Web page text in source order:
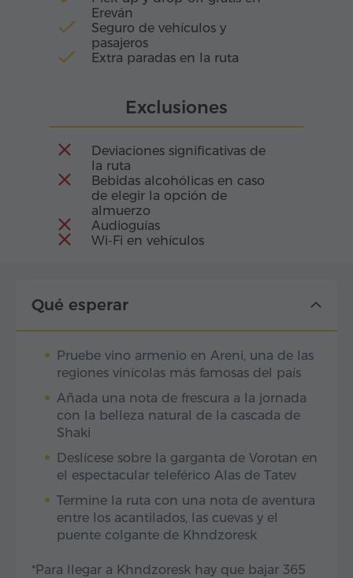
Ereván
Seguro de vehículos y
pasajeros
Extra paradas en la ruta
Exclusiones
Deviaciones significativas de
la ruta
Bebidas alcohólicas en caso
de elegir la opción de
almuerzo
Audioguías
Wi-Fi en vehículos
Qué esperar
Pruebe vino armenio en Areni, una de las
regiones vinícolas más famosas del país
Añada una nota de frescura a la jornada
con la belleza natural de la cascada de
Shaki
Deslícese sobre la garganta de Vorotan en
el espectacular teleférico Alas de Tatev
Termine la ruta con una nota de aventura
entre los acantilados, las cuevas y el
puente colgante de Khndzoresk
*Para llegar a Khndzoresk hay que bajar 365